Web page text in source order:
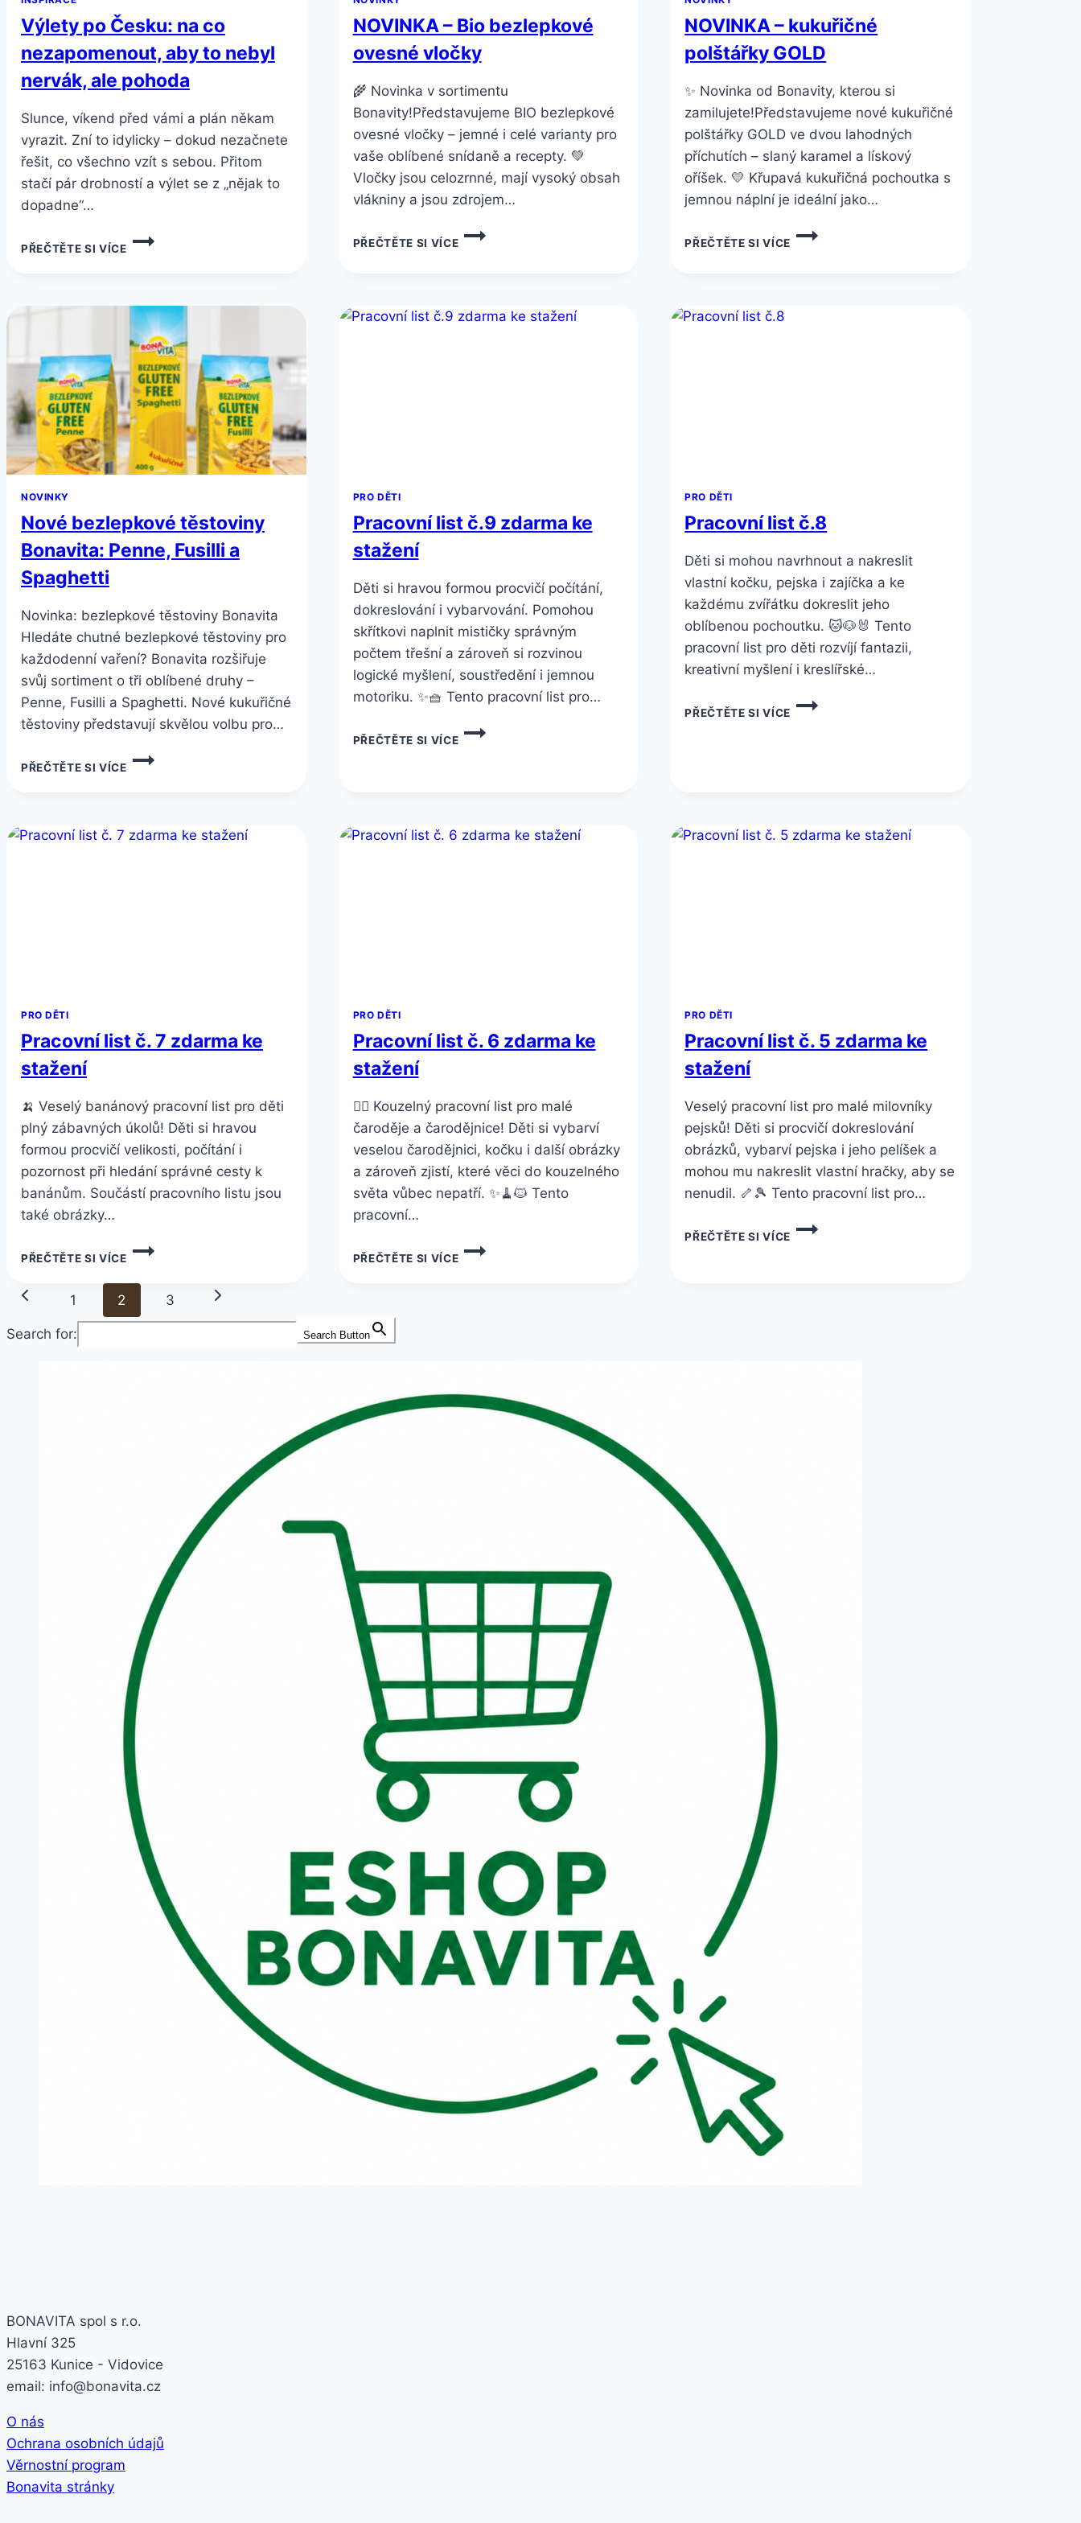
Výlety po Česku: na co
nezapomenout, aby to nebyl
nervák, ale pohoda
Slunce, víkend před vámi a plán někam
vyrazit. Zní to idylicky – dokud nezačnete
řešit, co všechno vzít s sebou. Přitom
stačí pár drobností a výlet se z „nějak to
dopadne“…
PŘEČTĚTE SI VÍCE
VÝLETY
PO
CO
NEZAPOMENOUT,
ABY
TO
NEBYL
NERVÁK,
ALE
POHODA
NOVINKA – Bio bezlepkové
ovesné vločky
🌾 Novinka v sortimentu
Bonavity!Představujeme BIO bezlepkové
ovesné vločky – jemné i celé varianty pro
vaše oblíbené snídaně a recepty. 💚
Vločky jsou celozrnné, mají vysoký obsah
vlákniny a jsou zdrojem…
PŘEČTĚTE SI VÍCE
NOVINKA
–
VLOČKY
NOVINKA – kukuřičné
polštářky GOLD
✨ Novinka od Bonavity, kterou si
zamilujete!Představujeme nové kukuřičné
polštářky GOLD ve dvou lahodných
příchutích – slaný karamel a lískový
oříšek. 💛 Křupavá kukuřičná pochoutka s
jemnou náplní je ideální jako…
PŘEČTĚTE SI VÍCE
NOVINKA
NOVINKY
Nové bezlepkové těstoviny
Bonavita: Penne, Fusilli a
Spaghetti
Novinka: bezlepkové těstoviny Bonavita
Hledáte chutné bezlepkové těstoviny pro
každodenní vaření? Bonavita rozšiřuje
svůj sortiment o tři oblíbené druhy –
Penne, Fusilli a Spaghetti. Nové kukuřičné
těstoviny představují skvělou volbu pro…
PŘEČTĚTE SI VÍCE
NOVÉ
BEZLEPKOVÉ
FUSILLI
PRO DĚTI
Pracovní list č.9 zdarma ke
stažení
Děti si hravou formou procvičí počítání,
dokreslování i vybarvování. Pomohou
skřítkovi naplnit mističky správným
počtem třešní a zároveň si rozvinou
logické myšlení, soustředění i jemnou
motoriku. ✨🧺 Tento pracovní list pro…
PŘEČTĚTE SI VÍCE
PRACOVNÍ
LIST
PRO DĚTI
Pracovní list č.8
Děti si mohou navrhnout a nakreslit
vlastní kočku, pejska i zajíčka a ke
každému zvířátku dokreslit jeho
oblíbenou pochoutku. 🐱🐶🐰 Tento
pracovní list pro děti rozvíjí fantazii,
kreativní myšlení i kreslířské…
PŘEČTĚTE SI VÍCE
PRACOVNÍ
PRO DĚTI
Pracovní list č. 7 zdarma ke
stažení
🍌 Veselý banánový pracovní list pro děti
plný zábavných úkolů! Děti si hravou
formou procvičí velikosti, počítání i
pozornost při hledání správné cesty k
banánům. Součástí pracovního listu jsou
také obrázky…
PŘEČTĚTE SI VÍCE
PRACOVNÍ
LIST
Č.
ZDARMA
PRO DĚTI
Pracovní list č. 6 zdarma ke
stažení
🧙‍♀️ Kouzelný pracovní list pro malé
čaroděje a čarodějnice! Děti si vybarví
veselou čarodějnici, kočku i další obrázky
a zároveň zjistí, které věci do kouzelného
světa vůbec nepatří. ✨🧹🐱 Tento
pracovní…
PŘEČTĚTE SI VÍCE
PRACOVNÍ
LIST
PRO DĚTI
Pracovní list č. 5 zdarma ke
stažení
Veselý pracovní list pro malé milovníky
pejsků! Děti si procvičí dokreslování
obrázků, vybarví pejska i jeho pelíšek a
mohou mu nakreslit vlastní hračky, aby se
nenudil. 🦴🎾 Tento pracovní list pro…
PŘEČTĚTE SI VÍCE
PRACOVNÍ
Navigace
na
Předchozí
stránka
1 2 3
Další
Search for: Search Button
BONAVITA spol s r.o.
Hlavní 325
25163 Kunice - Vidovice
email: info@bonavita.cz
O nás
Ochrana osobních údajů
Věrnostní program
Bonavita stránky